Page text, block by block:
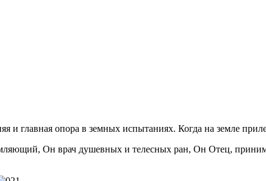
главная опора в земных испытаниях. Когда на земле
Он врач душевных и телесных ран, Он Отец,